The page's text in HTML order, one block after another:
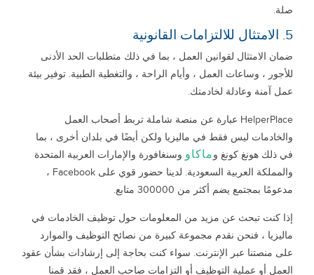
صلة.
5. الامتثال للالتزامات القانونية
ضمان الامتثال لقوانين العمل ، بما في ذلك متطلبات الحد الأدنى
للأجور ، وساعات العمل ، وأيام الراحة ، والتغطية الطبية. توفير بيئة
عمل آمنة وعادلة لخادمتك.
HelperPlace عبارة عن منصة شاملة تربط أصحاب العمل
والخادمات ليس فقط في ماليزيا ولكن أيضًا في بلدان أخرى ، بما
في ذلك هونغ كونغ وماكاو وسنغافورة والإمارات العربية المتحدة
والمملكة العربية السعودية. لدينا حضور قوي على Facebook ،
مدعومًا بمجتمع يضم أكثر من 300000 متابع.
إذا كنت تبحث عن مزيد من المعلومات حول توظيف الخادمات في
ماليزيا ، فنحن نقدم مجموعة كبيرة من نصائح التوظيف والموارد
على منصتنا عبر الإنترنت. سواء كنت بحاجة إلى إرشادات بشأن عقود
العمل أو عملية التوظيف أو التزامات صاحب العمل ، فقد قمنا